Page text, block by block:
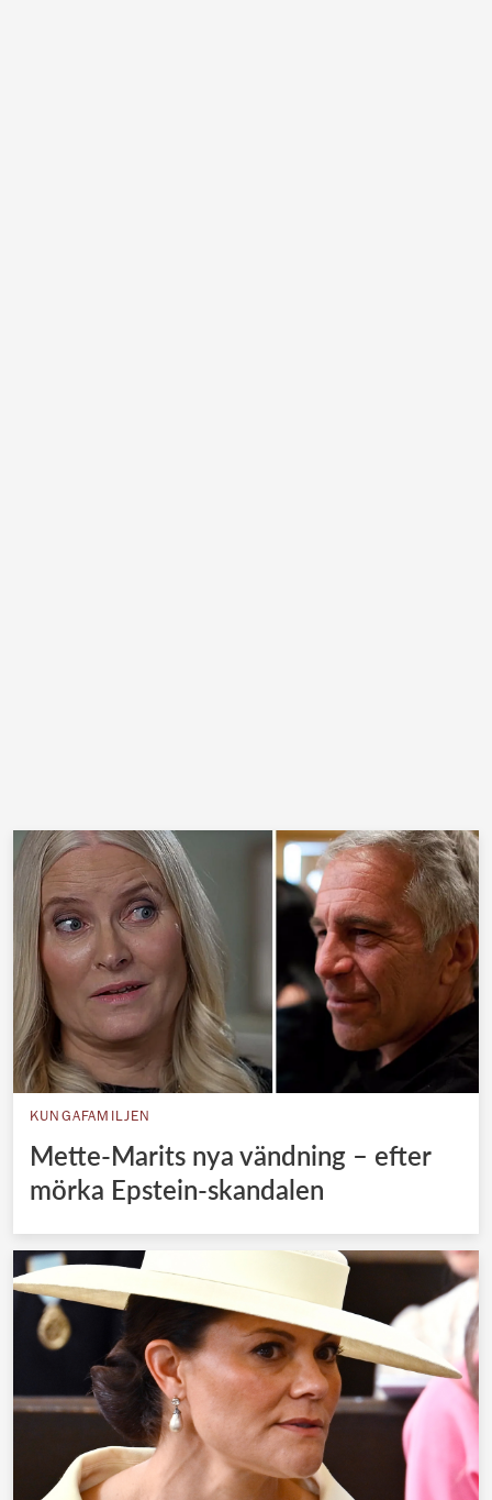
KUNGAFAMILJEN
Mette-Marits nya vändning – efter
mörka Epstein-skandalen